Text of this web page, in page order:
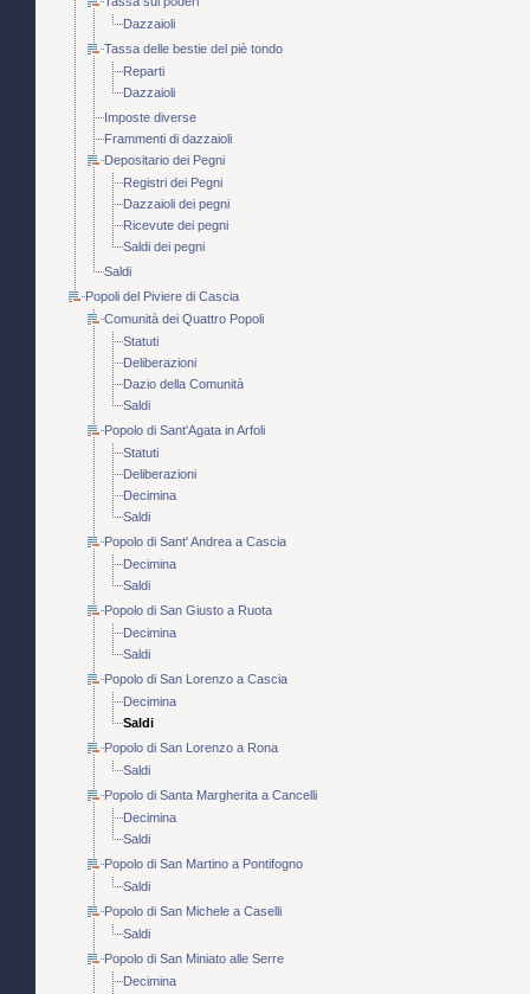
Dazzaioli
Tassa delle bestie del piè tondo
Reparti
Dazzaioli
Imposte diverse
Frammenti di dazzaioli
Depositario dei Pegni
Registri dei Pegni
Dazzaioli dei pegni
Ricevute dei pegni
Saldi dei pegni
Saldi
Popoli del Piviere di Cascia
Comunità dei Quattro Popoli
Statuti
Deliberazioni
Dazio della Comunità
Saldi
Popolo di Sant'Agata in Arfoli
Statuti
Deliberazioni
Decimina
Saldi
Popolo di Sant' Andrea a Cascia
Decimina
Saldi
Popolo di San Giusto a Ruota
Decimina
Saldi
Popolo di San Lorenzo a Cascia
Decimina
Saldi
Popolo di San Lorenzo a Rona
Saldi
Popolo di Santa Margherita a Cancelli
Decimina
Saldi
Popolo di San Martino a Pontifogno
Saldi
Popolo di San Michele a Caselli
Saldi
Popolo di San Miniato alle Serre
Decimina